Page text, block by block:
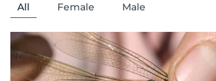
All Female Male